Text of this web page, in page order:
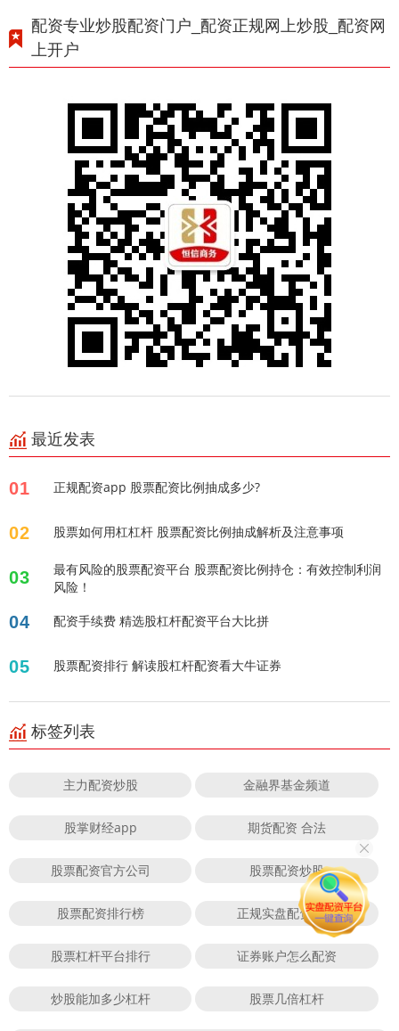
配资专业炒股配资门户_配资正规网上炒股_配资网
上开户
最近发表
01 正规配资app 股票配资比例抽成多少?
02 股票如何用杠杠杆 股票配资比例抽成解析及注意事项
03
最有风险的股票配资平台 股票配资比例持仓：有效控制利润
风险！
04 配资手续费 精选股杠杆配资平台大比拼
05 股票配资排行 解读股杠杆配资看大牛证券
标签列表
主力配资炒股 金融界基金频道
股掌财经app 期货配资 合法
股票配资官方公司 股票配资炒股
股票配资排行榜 正规实盘配资平台
股票杠杆平台排行 证券账户怎么配资
炒股能加多少杠杆 股票几倍杠杆